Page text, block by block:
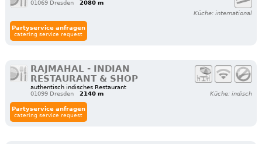
01069 Dresden
2080 m
Küche: international
Partyservice anfragen
catering service request
RAJMAHAL - INDIAN
RESTAURANT & SHOP
authentisch indisches Restaurant
01099 Dresden
2140 m Küche: indisch
Partyservice anfragen
catering service request